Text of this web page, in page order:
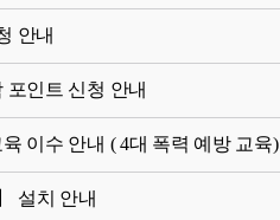
안내
인트 신청 안내
이수 안내 ( 4대 폭력 예방 교육)
설치 안내